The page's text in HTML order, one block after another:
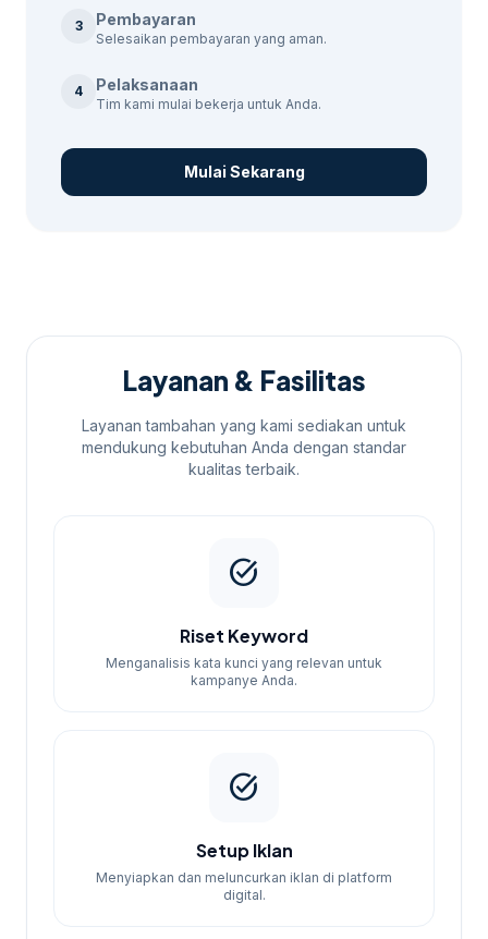
Harga jasa marketing online kami sangat
kompetitif, dimulai dari Rp500.000 untuk
paket trial. Setiap paket memiliki fitur dan
durasi tayang yang berbeda, sehingga Anda
kebutuhan Anda. Jika kebutuhan
berkembang ke layanan terkait,agensi
Keuntungan
Menggunakan Jasa
Kami
Dengan menggunakan jasa marketing
efektif, penghematan waktu, dan hasil yang
lebih baik dibandingkan jika Anda
3 Pembayaran
Selesaikan pembayaran yang aman.
4 Pelaksanaan
Tim kami mulai bekerja untuk Anda.
Mulai Sekarang
Layanan & Fasilitas
Layanan tambahan yang kami sediakan untuk
mendukung kebutuhan Anda dengan standar
kualitas terbaik.
task_alt
Riset Keyword
Menganalisis kata kunci yang relevan untuk
kampanye Anda.
task_alt
Setup Iklan
Menyiapkan dan meluncurkan iklan di platform
digital.